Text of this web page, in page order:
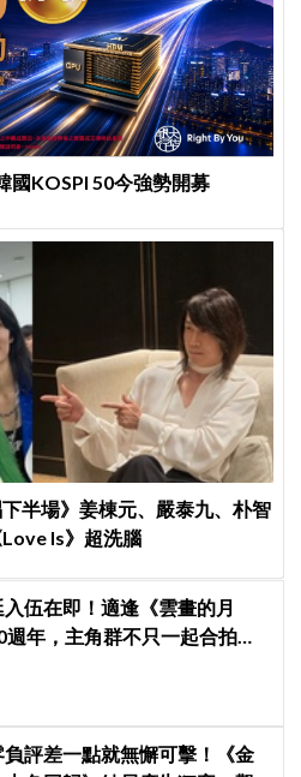
國KOSPI 50今強勢開募
半場》姜棟元、嚴泰九、朴智
Is》超洗腦
伍在即！適逢《雲畫的月
週年，主角群不只一起合拍畫
負評差一點就無懈可擊！《金